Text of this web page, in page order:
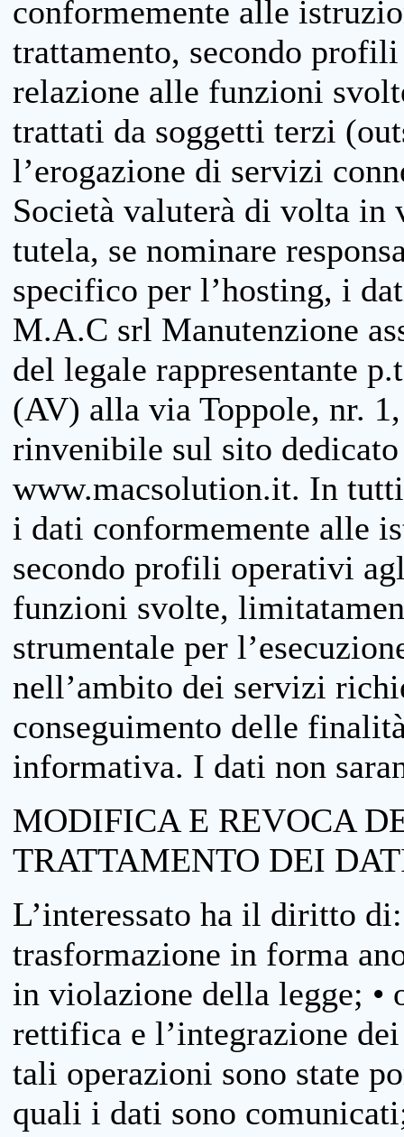
conformemente alle
trattamento, secondo
relazione alle funzioni
trattati da soggetti terzi
l’erogazione di servizi
Società valuterà di volta in
tutela, se nominare
specifico per l’hosting, i
M.A.C srl Manutenzione
del legale rappresentante
(AV) alla via Toppole, nr.
rinvenibile sul sito
www.macsolution.it. In
i dati conformemente alle
secondo profili operativi
funzioni svolte,
strumentale per
nell’ambito dei servizi
conseguimento delle
informativa. I dati non
MODIFICA E REVOCA
TRATTAMENTO DEI
L’interessato ha il diritto
trasformazione in forma
in violazione della legge; •
rettifica e l’integrazione
tali operazioni sono state
quali i dati sono